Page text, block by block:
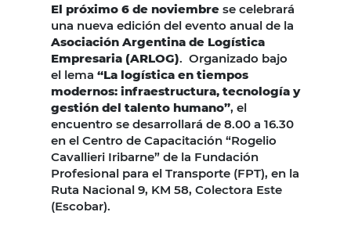
El próximo 6 de noviembre se celebrará
una nueva edición del evento anual de la
Asociación Argentina de Logística
Empresaria (ARLOG). Organizado bajo
el lema “La logística en tiempos
modernos: infraestructura, tecnología y
gestión del talento humano”, el
encuentro se desarrollará de 8.00 a 16.30
en el Centro de Capacitación “Rogelio
Cavallieri Iribarne” de la Fundación
Profesional para el Transporte (FPT), en la
Ruta Nacional 9, KM 58, Colectora Este
(Escobar).